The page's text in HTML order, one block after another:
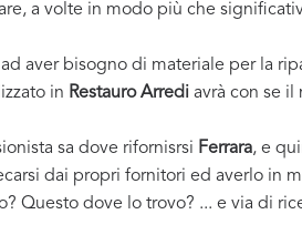
a volte in modo più che
aver bisogno di materiale per la
in Restauro Arredi avrà con se
sa dove rifornisrsi Ferrara, e
dai propri fornitori ed averlo in
Questo dove lo trovo? ... e via di